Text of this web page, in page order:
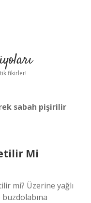
fikirler!
sabah pişirilir
Mi
mi? Üzerine yağlı